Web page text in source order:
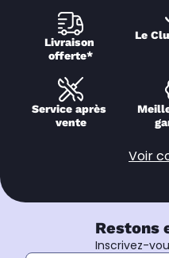
Livraison
offerte*
Le
Service après
vente
Voir
Restons
Inscrivez-